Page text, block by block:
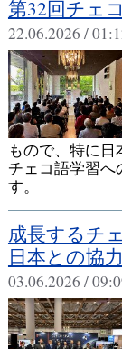
第32回チェ
22.06.2026 /
もので、特に
チェコ語学習へ
す。
成長するチ
日本との協
03.06.2026 /